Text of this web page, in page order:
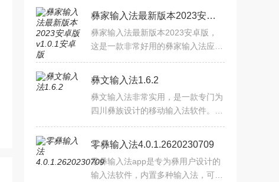
彝家输入法最新版本2023安卓版v1.0.1安卓版
彝家输入法最新版本2023安卓版，
这是一款非常好用的彝家输入法应用
言内容可以选择，你还可以看到智能
预测和纠错等等相关的内容
彝文输入法1.6.2
彝文输入法非常实用，是一款专门为
四川彝族设计的移动输入法软件。很
输入易文，非常方便。当一些人只懂
彝语时，他们可以直接使
零彝输入法4.0.1.2620230709
零彝输入法app是专为彝用户设计的
输入法软件，内置多种输入法，可免